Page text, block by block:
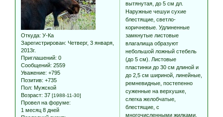
Откуда: У-Ка
Зарегистрирован: Четверг, 3 января,
2013г.
Приглашений: 0
Сообщений: 2559
Уважение: +795
Позитив: +735
Пол: Мужской
Возраст: 37 [1988-11-30]
Провел на форуме:
1 месяц 8 дней
вытянутая, до 5 см дл.
Наружные чешуи сухие
блестящие, светло-
коричневые. Удлиненные
замкнутые листовые
влагалища образуют
небольшой ложный стебель
(до 5 см). Листовые
пластинки до 30 см длиной и
до 2,5 см шириной, линейные,
ремневидные, постепенно
суженные на верхушке,
слегка желобчатые,
блестящие, с
многочисленными жилками.